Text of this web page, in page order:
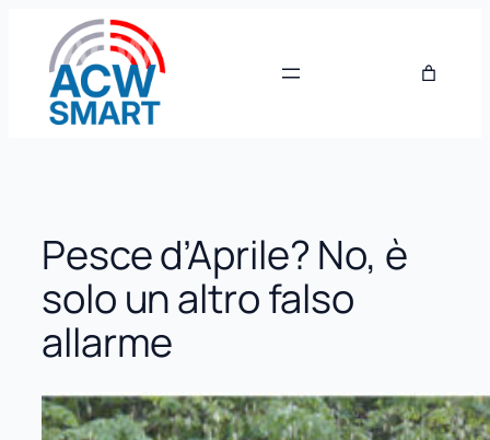
contenuto
Pesce d’Aprile? No, è
solo un altro falso
allarme